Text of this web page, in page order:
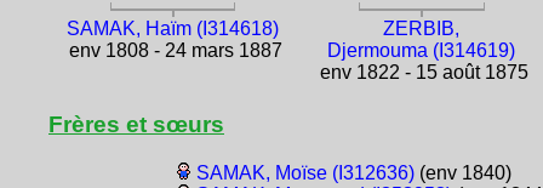
SAMAK, Haïm (I314618)
env 1808 - 24 mars 1887
ZERBIB,
Djermouma (I314619)
env 1822 - 15 août 1875
Frères et sœurs
SAMAK, Moïse (I312636)(env 1840)